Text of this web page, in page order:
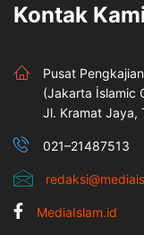
Kontak
Pusat
(Jakarta İslamic
Jl. Kramat Jaya,
021–21487513
MediaIslam.id